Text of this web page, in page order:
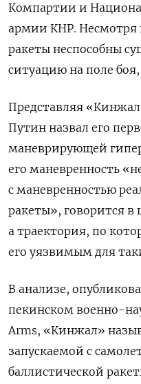
Компартии и
армии КНР. Несмотря
ракеты неспособны
ситуацию на поле боя,
Представляя
Путин назвал его
маневрирующей
его маневренность
с маневренностью
ракеты», говорится
а траектория, по
его уязвимым для
В анализе,
пекинском военно-
Arms, «Кинжал»
запускаемой с
баллистической